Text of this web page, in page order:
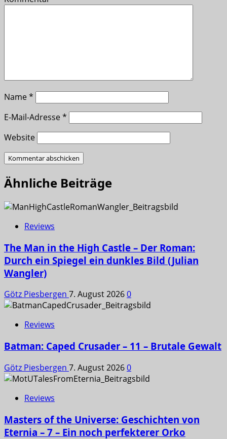
Name*
E-Mail-Adresse*
Website
Ähnliche Beiträge
Reviews
The Man in the High Castle – Der Roman:
Durch ein Spiegel ein dunkles Bild (Julian
Wangler)
Götz Piesbergen 7. August 20260
Reviews
Batman: Caped Crusader – 11 – Brutale Gewalt
Götz Piesbergen 7. August 20260
Reviews
Masters of the Universe: Geschichten von
Eternia – 7 – Ein noch perfekterer Orko